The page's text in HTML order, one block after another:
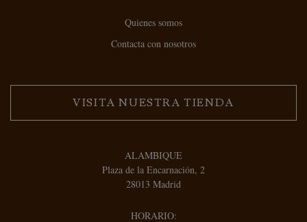
Quienes somos
Contacta con nosotros
VISITA NUESTRA TIENDA
ALAMBIQUE
Plaza de la Encarnación, 2
28013 Madrid
HORARIO: